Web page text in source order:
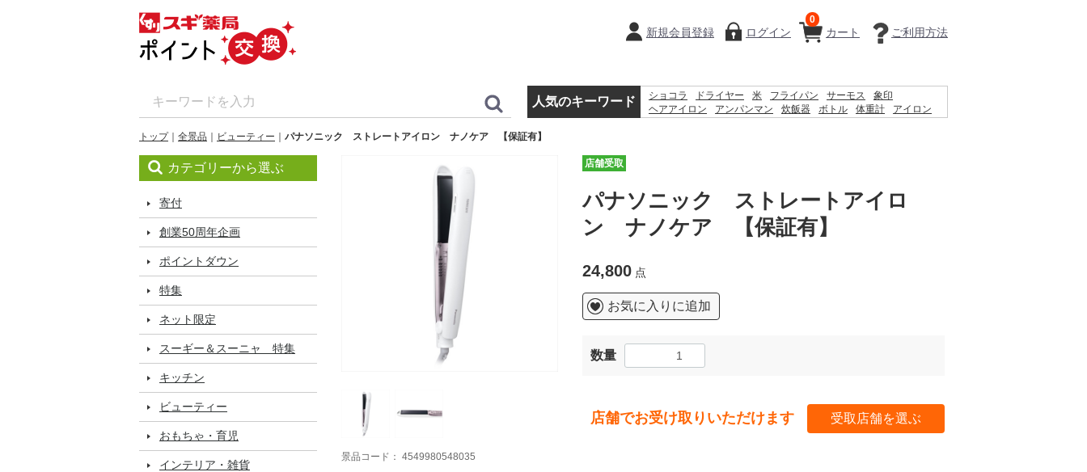
カート
0
ご利用方法
新規会員登録 ログイン
人気のキーワード ショコラ ドライヤー 米 フライパン サーモス
象印
ヘアアイロン
アンパンマン 炊飯器 ボトル 体重計
アイロン
トップ 全景品 ビューティー パナソニック ストレートアイロン ナノケア 【保証有】
カテゴリーから選ぶ
寄付
創業50周年企画
ポイントダウン
特集
ネット限定
スーギー＆スーニャ 特集
キッチン
ビューティー
おもちゃ・育児
インテリア・雑貨
景品コード： 4549980548035
店舗受取
パナソニック ストレートアイロ
ン ナノケア 【保証有】
24,800点
お気に入りに追加
数量
店舗でお受け取りいただけます 受取店舗を選ぶ